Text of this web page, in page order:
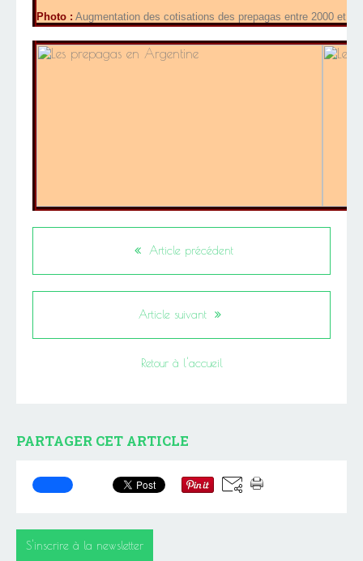
Photo : Augmentation des cotisations des prepagas entre 2000 et
Article précédent
Article suivant
Retour à l'accueil
PARTAGER CET ARTICLE
S'inscrire à la newsletter